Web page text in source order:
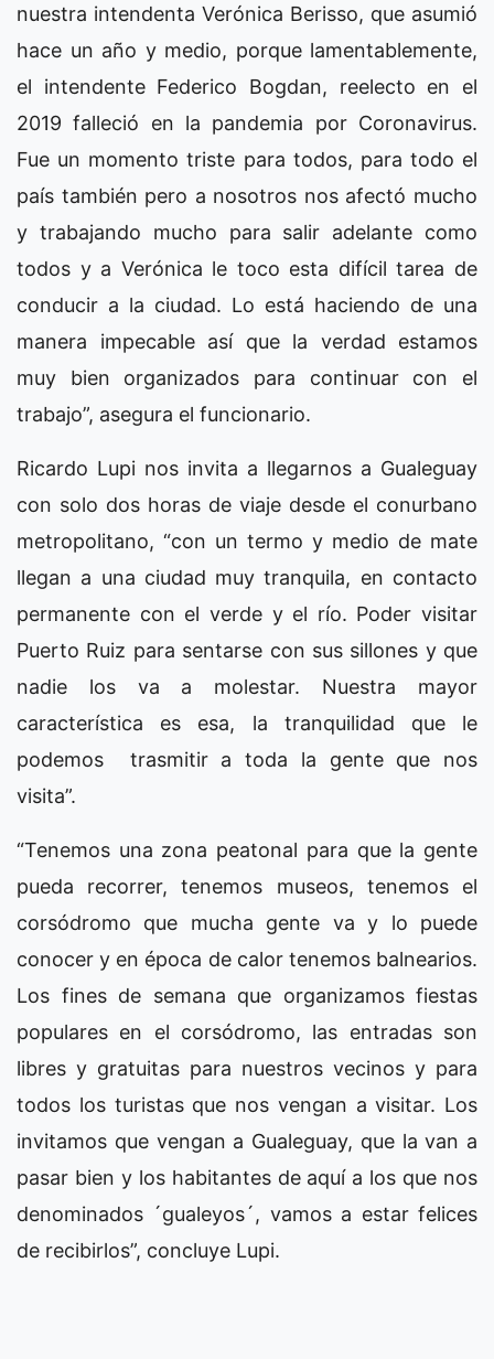
nuestra intendenta Verónica Berisso, que asumió
hace un año y medio, porque lamentablemente,
el intendente Federico Bogdan, reelecto en el
2019 falleció en la pandemia por Coronavirus.
Fue un momento triste para todos, para todo el
país también pero a nosotros nos afectó mucho
y trabajando mucho para salir adelante como
todos y a Verónica le toco esta difícil tarea de
conducir a la ciudad. Lo está haciendo de una
manera impecable así que la verdad estamos
muy bien organizados para continuar con el
trabajo”, asegura el funcionario.
Ricardo Lupi nos invita a llegarnos a Gualeguay
con solo dos horas de viaje desde el conurbano
metropolitano, “con un termo y medio de mate
llegan a una ciudad muy tranquila, en contacto
permanente con el verde y el río. Poder visitar
Puerto Ruiz para sentarse con sus sillones y que
nadie los va a molestar. Nuestra mayor
característica es esa, la tranquilidad que le
podemos trasmitir a toda la gente que nos
visita”.
“Tenemos una zona peatonal para que la gente
pueda recorrer, tenemos museos, tenemos el
corsódromo que mucha gente va y lo puede
conocer y en época de calor tenemos balnearios.
Los fines de semana que organizamos fiestas
populares en el corsódromo, las entradas son
libres y gratuitas para nuestros vecinos y para
todos los turistas que nos vengan a visitar. Los
invitamos que vengan a Gualeguay, que la van a
pasar bien y los habitantes de aquí a los que nos
denominados ´gualeyos´, vamos a estar felices
de recibirlos”, concluye Lupi.